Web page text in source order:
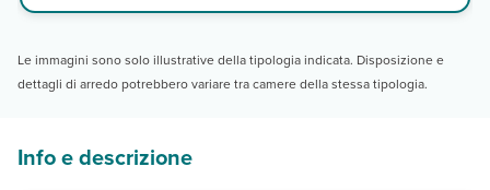
Le immagini sono solo illustrative della tipologia indicata. Disposizione e
dettagli di arredo potrebbero variare tra camere della stessa tipologia.
Info e descrizione